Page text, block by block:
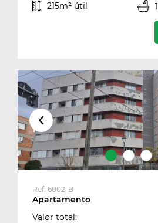
Imóveis excluídos com sucesso
215m² útil
1
Ref: 6002-B
Apartamento
Valor total: